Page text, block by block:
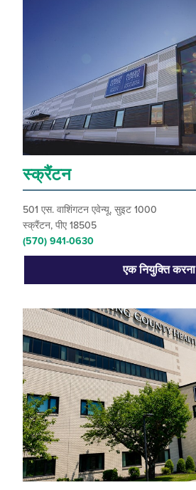
स्क्रैंटन
501 एस. वाशिंगटन एवेन्यू, सुइट 1000
स्क्रैंटन, पीए 18505
(570) 941-0630
एक नियुक्ति करना